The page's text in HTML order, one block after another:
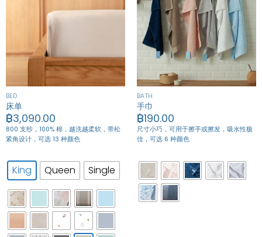
BED
床单
฿3,090.00
800 支纱，100% 棉，越洗越柔软，带松
紧角设计，可选 13 种颜色
King Queen Single
BATH
手巾
฿190.00
尺寸小巧，可用于擦手或擦发，吸水性极
佳，可选 6 种颜色